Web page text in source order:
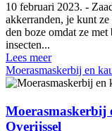
10 februari 2023. -
akkerranden, je kunt
den boze omdat ze
insecten...
Lees meer
Moerasmaskerbij en
Moerasmaskerbij
Overijssel